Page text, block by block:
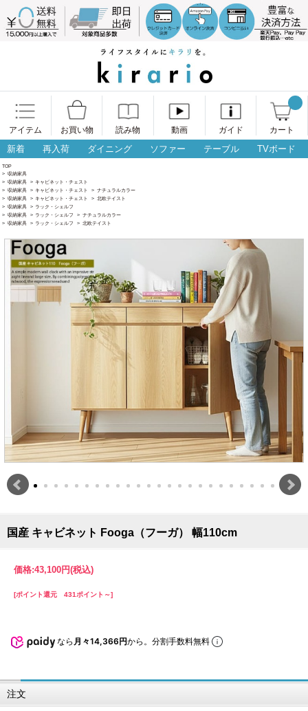
アイテム お買い物 読み物 動画 ガイド カート
新着 再入荷 ダイニング ソファー テーブル TVボード
TOP
> 収納家具
> 収納家具 > キャビネット・チェスト
> 収納家具 > キャビネット・チェスト > ナチュラルカラー
> 収納家具 > キャビネット・チェスト > 北欧テイスト
> 収納家具 > ラック・シェルフ
> 収納家具 > ラック・シェルフ > ナチュラルカラー
> 収納家具 > ラック・シェルフ > 北欧テイスト
国産 キャビネット Fooga（フーガ） 幅110cm
価格:43,100円(税込)
[ポイント還元 431ポイント～]
なら 月々14,366円から。分割手数料無料
注文